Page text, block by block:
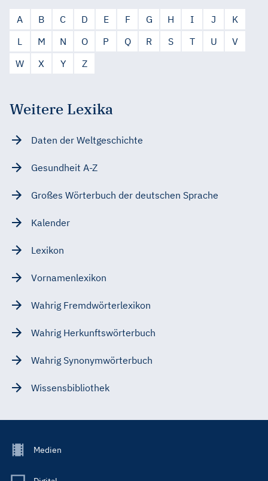
A B C D E F G H I J
K
L
M N O P Q R S T U
V
W
X Y Z
Weitere Lexika
Daten der Weltgeschichte
Gesundheit A-Z
Großes Wörterbuch der deutschen Sprache
Kalender
Lexikon
Vornamenlexikon
Wahrig Fremdwörterlexikon
Wahrig Herkunftswörterbuch
Wahrig Synonymwörterbuch
Wissensbibliothek
Footer
Main
Medien